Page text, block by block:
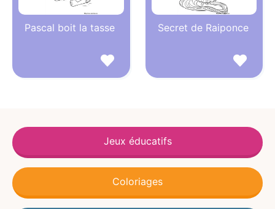
Pascal boit la tasse Secret de Raiponce
Jeux éducatifs
Coloriages